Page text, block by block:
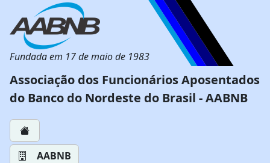
Fundada em 17 de maio de 1983
Associação dos Funcionários Aposentados
do Banco do Nordeste do Brasil - AABNB
AABNB